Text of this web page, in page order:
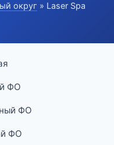
округ » Laser Spa
ФО
ФО
ФО